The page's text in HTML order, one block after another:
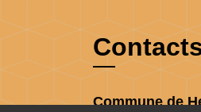
Commune de